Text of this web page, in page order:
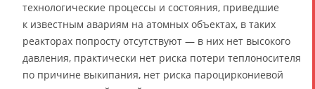
технологические процессы и состояния, приведшие
к известным авариям на атомных объектах, в таких
реакторах попросту отсутствуют — в них нет высокого
давления, практически нет риска потери теплоносителя
по причине выкипания, нет риска пароциркониевой